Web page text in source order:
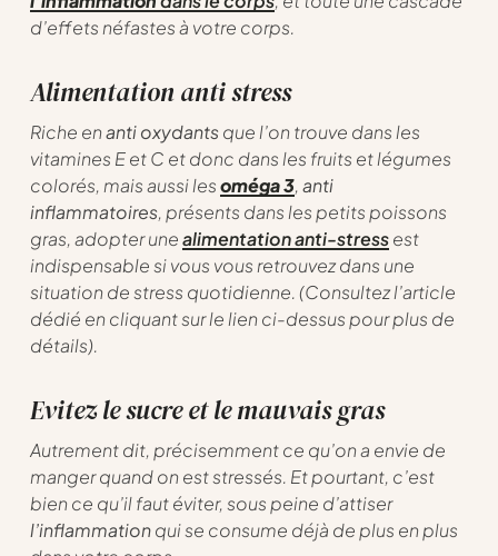
d’effets néfastes à votre corps.
Alimentation anti stress
Riche enanti oxydantsque l’on trouve dans les
vitamines E et C et donc dans les fruits et légumes
colorés, mais aussi lesoméga 3,anti
inflammatoires, présents dans les petits poissons
gras, adopter unealimentation anti-stressest
indispensable si vous vous retrouvez dans une
situation de stress quotidienne. (Consultez l’article
dédié en cliquant sur le lien ci-dessus pour plus de
détails).
Evitez le sucre et le mauvais gras
Autrement dit, précisemment ce qu’on a envie de
manger quand on est stressés. Et pourtant, c’est
bien ce qu’il faut éviter, sous peine d’attiser
l’inflammationqui se consume déjà de plus en plus